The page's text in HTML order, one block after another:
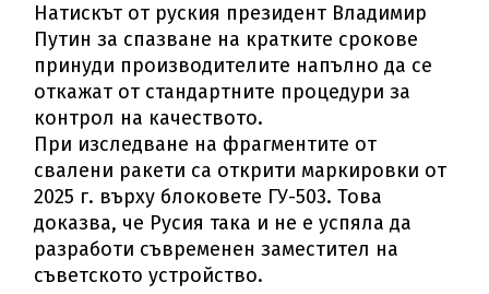
Натискът от руския президент Владимир
Путин за спазване на кратките срокове
принуди производителите напълно да се
откажат от стандартните процедури за
контрол на качеството.
При изследване на фрагментите от
свалени ракети са открити маркировки от
2025 г. върху блоковете ГУ-503. Това
доказва, че Русия така и не е успяла да
разработи съвременен заместител на
съветското устройство.